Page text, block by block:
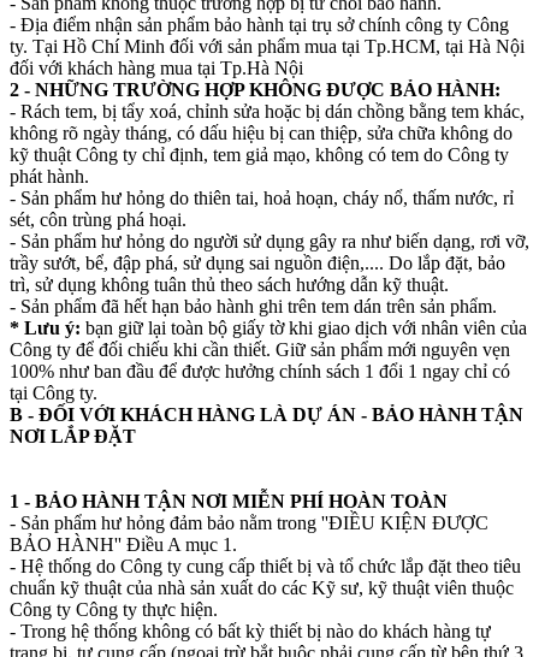
- Địa điểm nhận sản phẩm bảo hành tại trụ sở chính công ty Công
ty. Tại Hồ Chí Minh đối với sản phẩm mua tại Tp.HCM, tại Hà Nội
đối với khách hàng mua tại Tp.Hà Nội
2 - NHỮNG TRƯỜNG HỢP KHÔNG ĐƯỢC BẢO HÀNH:
- Rách tem, bị tẩy xoá, chỉnh sửa hoặc bị dán chồng bằng tem khác,
không rõ ngày tháng, có dấu hiệu bị can thiệp, sửa chữa không do
kỹ thuật Công ty chỉ định, tem giả mạo, không có tem do Công ty
phát hành.
- Sản phẩm hư hỏng do thiên tai, hoả hoạn, cháy nổ, thấm nước, rỉ
sét, côn trùng phá hoại.
- Sản phẩm hư hỏng do người sử dụng gây ra như biến dạng, rơi vỡ,
trầy sướt, bể, đập phá, sử dụng sai nguồn điện,.... Do lắp đặt, bảo
trì, sử dụng không tuân thủ theo sách hướng dẫn kỹ thuật.
- Sản phẩm đã hết hạn bảo hành ghi trên tem dán trên sản phẩm.
* Lưu ý: bạn giữ lại toàn bộ giấy tờ khi giao dịch với nhân viên của
Công ty để đối chiếu khi cần thiết. Giữ sản phẩm mới nguyên vẹn
100% như ban đầu để được hưởng chính sách 1 đổi 1 ngay chỉ có
tại Công ty.
B - ĐỐI VỚI KHÁCH HÀNG LÀ DỰ ÁN - BẢO HÀNH TẬN
NƠI LẮP ĐẶT
1 - BẢO HÀNH TẬN NƠI MIỄN PHÍ HOÀN TOÀN
- Sản phẩm hư hỏng đảm bảo nằm trong ''ĐIỀU KIỆN ĐƯỢC
BẢO HÀNH'' Điều A mục 1.
- Hệ thống do Công ty cung cấp thiết bị và tổ chức lắp đặt theo tiêu
chuẩn kỹ thuật của nhà sản xuất do các Kỹ sư, kỹ thuật viên thuộc
Công ty Công ty thực hiện.
- Trong hệ thống không có bất kỳ thiết bị nào do khách hàng tự
trang bị, tự cung cấp (ngoại trừ bắt buộc phải cung cấp từ bên thứ 3